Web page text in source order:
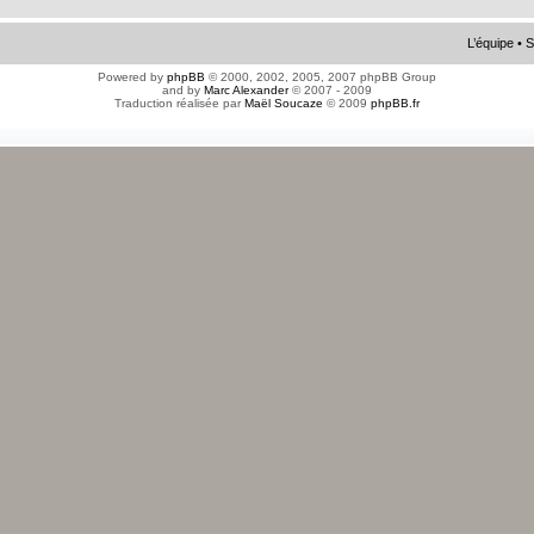
L’équipe •
Powered by phpBB © 2000, 2002, 2005, 2007 phpBB Group
and by Marc Alexander© 2007 - 2009
Traduction réalisée parMaël Soucaze © 2009 phpBB.fr